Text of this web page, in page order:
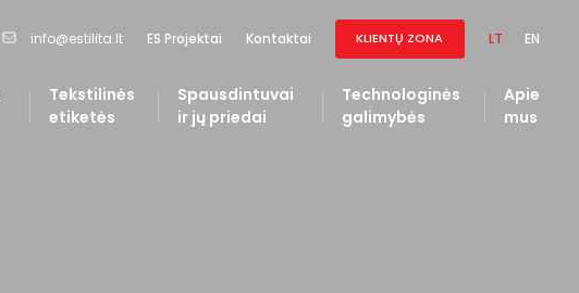
info@estilita.lt ES Projektai Kontaktai KLIENTŲ ZONA LT EN
Tekstilinės
etiketės
Spausdintuvai
ir jų priedai
Technologinės
galimybės
Apie
mus